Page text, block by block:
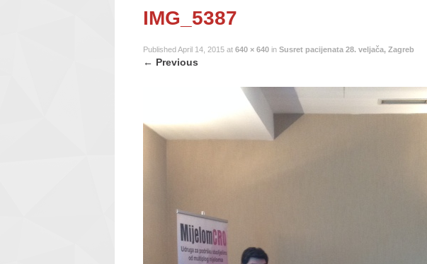
IMG_5387
Published April 14, 2015 at 640 × 640 in Susret pacijenata 28. veljača, Zagreb
← Previous